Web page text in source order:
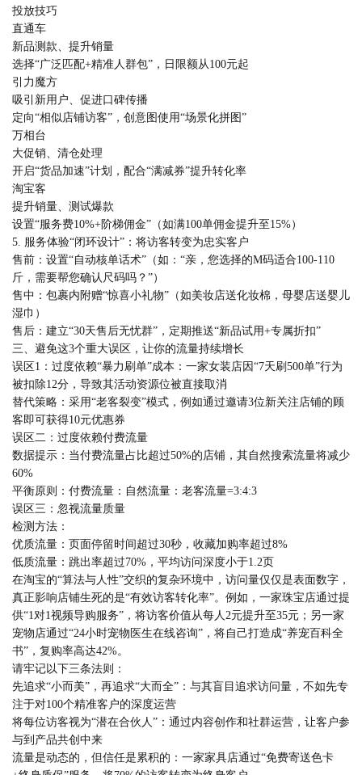
投放技巧
直通车
新品测款、提升销量
选择“广泛匹配+精准人群包”，日限额从100元起
引力魔方
吸引新用户、促进口碑传播
定向“相似店铺访客”，创意图使用“场景化拼图”
万相台
大促销、清仓处理
开启“货品加速”计划，配合“满减券”提升转化率
淘宝客
提升销量、测试爆款
设置“服务费10%+阶梯佣金”（如满100单佣金提升至15%）
5. 服务体验“闭环设计”：将访客转变为忠实客户
售前：设置“自动核单话术”（如：“亲，您选择的M码适合100-110
斤，需要帮您确认尺码吗？”）
售中：包裹内附赠“惊喜小礼物”（如美妆店送化妆棉，母婴店送婴儿
湿巾）
售后：建立“30天售后无忧群”，定期推送“新品试用+专属折扣”
三、避免这3个重大误区，让你的流量持续增长
误区1：过度依赖“暴力刷单”成本：一家女装店因“7天刷500单”行为
被扣除12分，导致其活动资源位被直接取消
替代策略：采用“老客裂变”模式，例如通过邀请3位新关注店铺的顾
客即可获得10元优惠券
误区二：过度依赖付费流量
数据提示：当付费流量占比超过50%的店铺，其自然搜索流量将减少
60%
平衡原则：付费流量：自然流量：老客流量=3:4:3
误区三：忽视流量质量
检测方法：
优质流量：页面停留时间超过30秒，收藏加购率超过8%
低质流量：跳出率超过70%，平均访问深度小于1.2页
在淘宝的“算法与人性”交织的复杂环境中，访问量仅仅是表面数字，
真正影响店铺生死的是“有效访客转化率”。例如，一家珠宝店通过提
供“1对1视频导购服务”，将访客价值从每人2元提升至35元；另一家
宠物店通过“24小时宠物医生在线咨询”，将自己打造成“养宠百科全
书”，复购率高达42%。
请牢记以下三条法则：
先追求“小而美”，再追求“大而全”：与其盲目追求访问量，不如先专
注于对100个精准客户的深度运营
将每位访客视为“潜在合伙人”：通过内容创作和社群运营，让客户参
与到产品共创中来
流量是动态的，但信任是累积的：一家家具店通过“免费寄送色卡